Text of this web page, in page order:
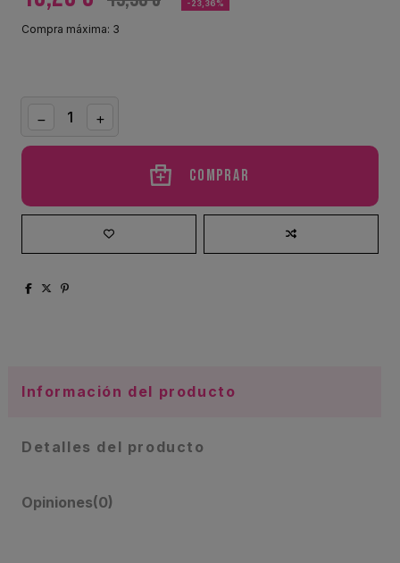
-23,36%
Compra máxima: 3
Comprar
Información del producto
Detalles del producto
Opiniones(0)